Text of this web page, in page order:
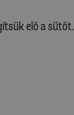
elő a sütőt.